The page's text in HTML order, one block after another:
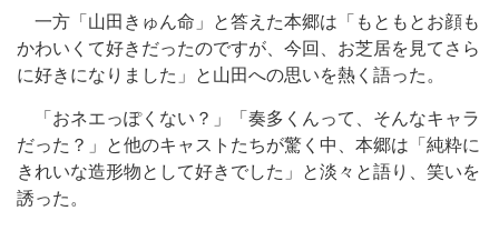
一方「山田きゅん命」と答えた本郷は「もともとお顔も
かわいくて好きだったのですが、今回、お芝居を見てさら
に好きになりました」と山田への思いを熱く語った。
「おネエっぽくない？」「奏多くんって、そんなキャラ
だった？」と他のキャストたちが驚く中、本郷は「純粋に
きれいな造形物として好きでした」と淡々と語り、笑いを
誘った。